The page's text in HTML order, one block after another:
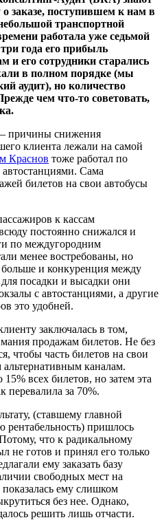
заказе, поступившем к нам в
транспортной
работала уже седьмой
года его прибыль
и его сотрудники старались
в полном порядке (мы
аудит), но количество
чем что-то советовать,
– причины снижения
клиента лежали на самой
Краснов тоже работал по
автостанциями. Сама
билетов на свои автобусы
к кассам
постоянно снижался и
по междугородним
менее востребованы, но
больше и конкуренция между
посадки и высадки они
с автостанциями, а другие
это удобней.
заключалась в том,
продажам билетов. Не без
чтобы часть билетов на свои
каналам.
всех билетов, но затем эта
перевалила за 70%.
(ставшему главной
пришлось
что к радикальному
не готов и принял его только
ему заказать базу
свободных мест на
ему слишком
без нее. Однако,
решить лишь отчасти.